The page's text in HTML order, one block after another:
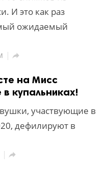
И это как раз
ожидаемый

на Мисс
купальниках!
участвующие в
дефилируют в
